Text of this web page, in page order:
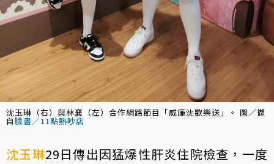
沈玉琳（右）與林襄（左）合作網路節目「威廉沈歡樂送」。 圖／擷
自臉書／11點熱吵店
沈玉琳29日傳出因猛爆性肝炎住院檢查，一度